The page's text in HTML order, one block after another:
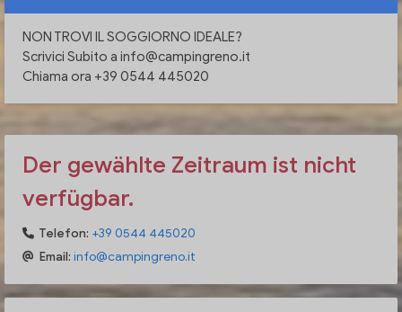
NON TROVI IL SOGGIORNO IDEALE?
Scrivici Subito a info@campingreno.it
Chiama ora +39 0544 445020
Der gewählte Zeitraum ist nicht
verfügbar.
Telefon: +39 0544 445020
Email: info@campingreno.it